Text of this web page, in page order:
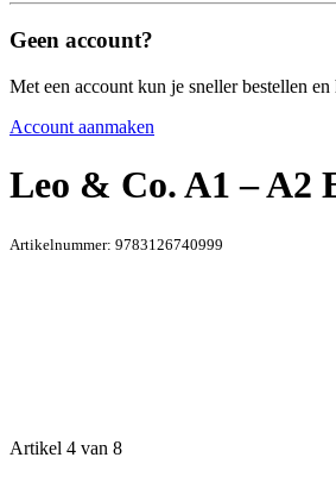
Geen account?
Met een account kun je sneller bestellen
Account aanmaken
Leo & Co. A1 – A2
Artikelnummer: 9783126740999
Artikel 4 van 8